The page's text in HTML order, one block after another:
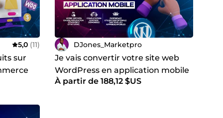
Vue.js et Symfony ;
reflétant fidèlement votre identité et vos
web haut de gamme, accompagnés de
5,0 (11)
sur
DJones_Marketpro
Je vais convertir votre site web
WordPress en application mobile
Android et IOS
À partir de 188,12 $US